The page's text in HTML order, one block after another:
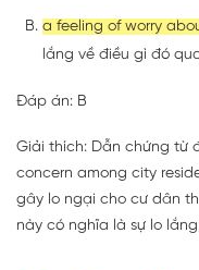
a feeling of worry
lắng về điều gì đó
Đáp án: B
Giải thích: Dẫn chứng từ
concern among city
gây lo ngại cho cư dân
này có nghĩa là sự lo